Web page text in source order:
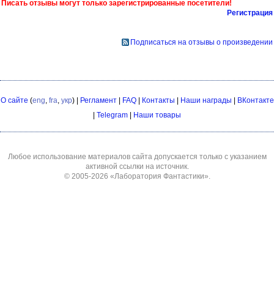
Писать отзывы могут только зарегистрированные посетители!
Регистрация
Подписаться на отзывы о произведении
О сайте (eng fra укр) | Регламент| FAQ| Контакты | Наши награды | ВКонтакте
| Telegram | Наши товары
Любое использование материалов сайта допускается только с указанием
активной ссылки на источник.
© 2005-2026 «Лаборатория Фантастики»